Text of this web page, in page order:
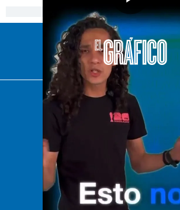
[Publicidad]
El Universal
Vive USA
Clase
De 10 sports